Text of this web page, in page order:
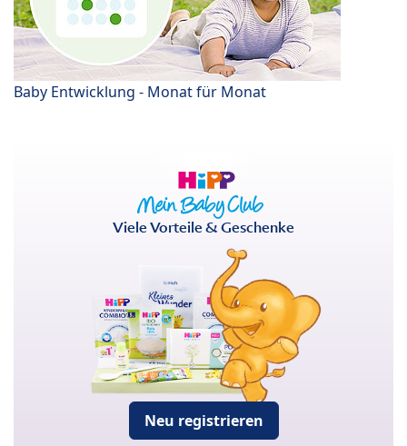
Baby Entwicklung - Monat für Monat
Viele Vorteile & Geschenke
Neu registrieren